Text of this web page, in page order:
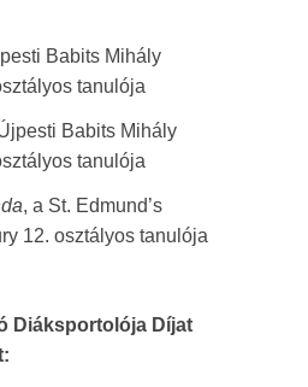
Babits Mihály
tanulója
Babits Mihály
tanulója
, a St. Edmund’s
12. osztályos tanulója
Diáksportolója Díjat